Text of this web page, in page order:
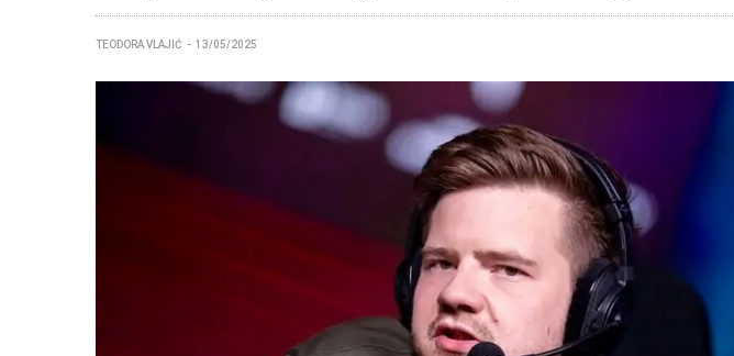
TEODORA VLAJIĆ 13/05/2025